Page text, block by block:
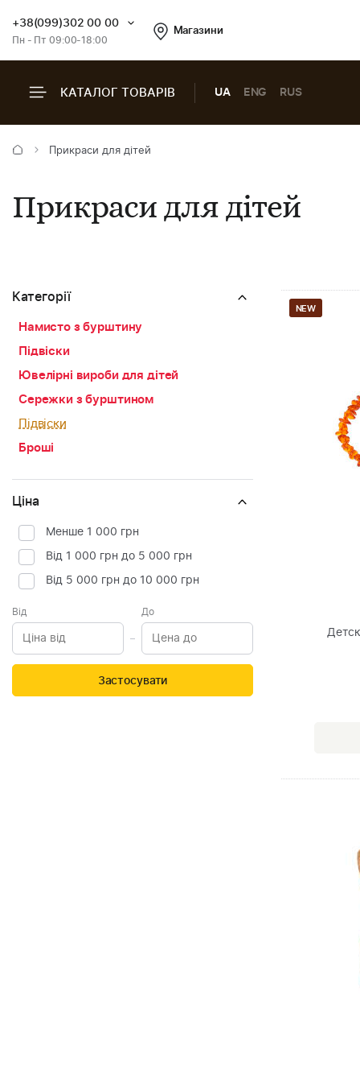
+38(099)302 00 00
Пн - Пт 09:00-18:00
Магазини
КАТАЛОГ ТОВАРІВ UA ENG RUS
Прикраси для дітей
Прикраси для дітей
Категорії
Намисто з бурштину
Підвіски
Ювелірні вироби для дітей
Сережки з бурштином
Підвіски
Броші
Ціна
Менше 1 000 грн
Від 1 000 грн до 5 000 грн
Від 5 000 грн до 10 000 грн
Від До
Застосувати
NEW